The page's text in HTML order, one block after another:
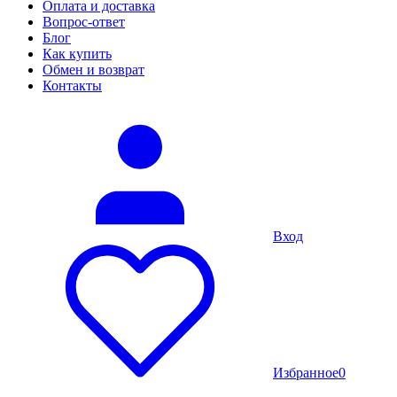
Оплата и доставка
Вопрос-ответ
Блог
Как купить
Обмен и возврат
Контакты
Вход
Избранное0